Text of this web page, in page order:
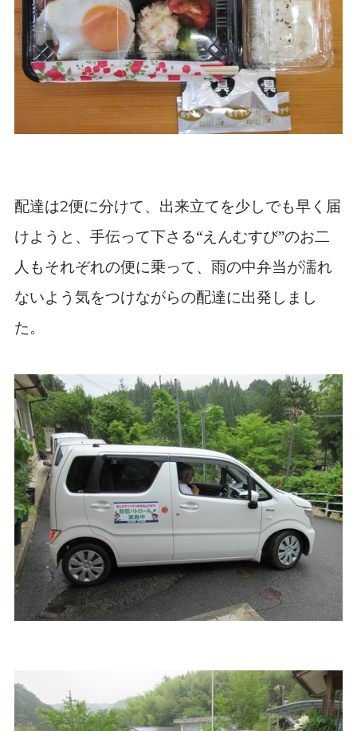
配達は2便に分けて、出来立てを少しでも早く届
けようと、手伝って下さる“えんむすび”のお二
人もそれぞれの便に乗って、雨の中弁当が濡れ
ないよう気をつけながらの配達に出発しまし
た。